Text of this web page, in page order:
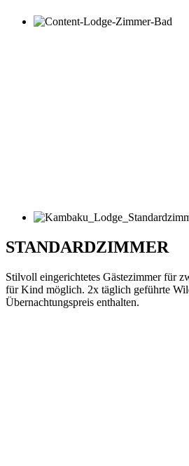
STANDARDZIMMER
Stilvoll eingerichtetes Gästezimmer für
für Kind möglich. 2x täglich geführte
Übernachtungspreis enthalten.